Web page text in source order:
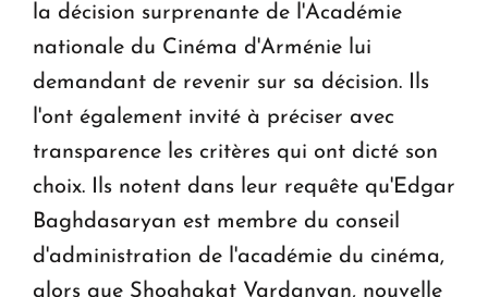
la décision surprenante de l'Académie
nationale du Cinéma d'Arménie lui
demandant de revenir sur sa décision. Ils
l'ont également invité à préciser avec
transparence les critères qui ont dicté son
choix. Ils notent dans leur requête qu'Edgar
Baghdasaryan est membre du conseil
d'administration de l'académie du cinéma,
alors que Shoghakat Vardanyan, nouvelle